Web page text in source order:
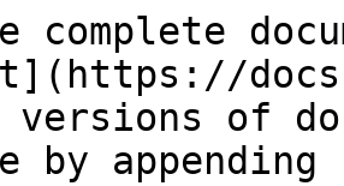
complete
versions of
by